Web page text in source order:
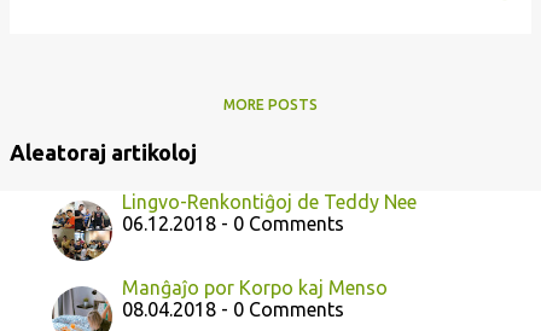
MORE POSTS
Aleatoraj artikoloj
Lingvo-Renkontiĝoj de Teddy Nee
06.12.2018 - 0 Comments
Manĝaĵo por Korpo kaj Menso
08.04.2018 - 0 Comments